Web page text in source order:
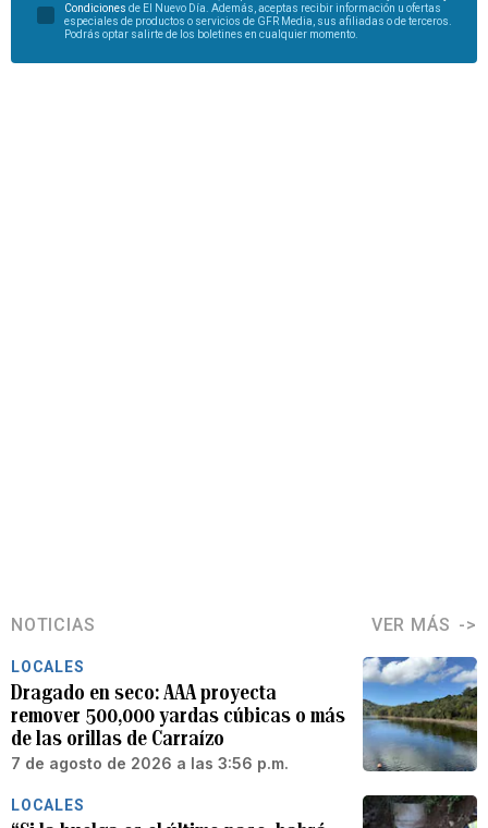
Condiciones de El Nuevo Día. Además, aceptas recibir información u ofertas
especiales de productos o servicios de GFR Media, sus afiliadas o de terceros.
Podrás optar salirte de los boletines en cualquier momento.
NOTICIAS VER MÁS
LOCALES
Dragado en seco: AAA proyecta
remover 500,000 yardas cúbicas o más
de las orillas de Carraízo
7 de agosto de 2026 a las 3:56 p.m.
LOCALES